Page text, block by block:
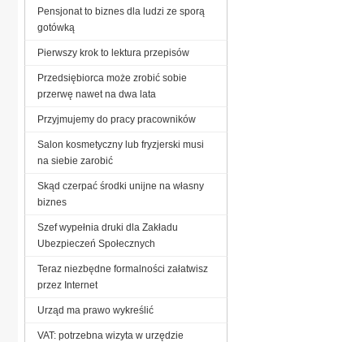
Pensjonat to biznes dla ludzi ze sporą
gotówką
Pierwszy krok to lektura przepisów
Przedsiębiorca może zrobić sobie
przerwę nawet na dwa lata
Przyjmujemy do pracy pracowników
Salon kosmetyczny lub fryzjerski musi
na siebie zarobić
Skąd czerpać środki unijne na własny
biznes
Szef wypełnia druki dla Zakładu
Ubezpieczeń Społecznych
Teraz niezbędne formalności załatwisz
przez Internet
Urząd ma prawo wykreślić
VAT: potrzebna wizyta w urzędzie